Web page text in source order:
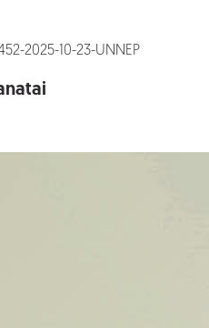
2025-10-23-UNNEP